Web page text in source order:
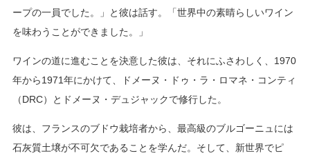
ープの一員でした。」と彼は話す。「世界中の素晴らしいワイン
を味わうことができました。」
ワインの道に進むことを決意した彼は、それにふさわしく、1970
年から1971年にかけて、ドメーヌ・ドゥ・ラ・ロマネ・コンティ
（DRC）とドメーヌ・デュジャックで修行した。
彼は、フランスのブドウ栽培者から、最高級のブルゴーニュには
石灰質土壌が不可欠であることを学んだ。そして、新世界でピ